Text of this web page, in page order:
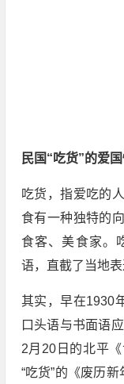
民国“吃货”的爱
吃货，指爱吃的
食有一种独特的
食客、美食家。
语，直截了当地
其实，早在1930
口头语与书面语
2月20日的北平
“吃货”的《废历新